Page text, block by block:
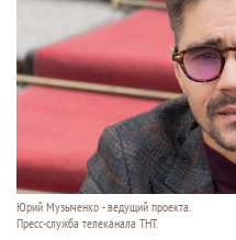
Юрий Музыченко - ведущий проекта.
Пресс-служба телеканала ТНТ.